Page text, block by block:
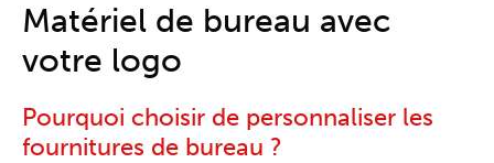
Matériel de bureau avec
votre logo
Pourquoi choisir de personnaliser les
fournitures de bureau ?